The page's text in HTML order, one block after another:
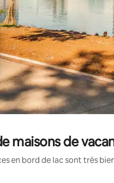
maisons de
en bord de lac sont très